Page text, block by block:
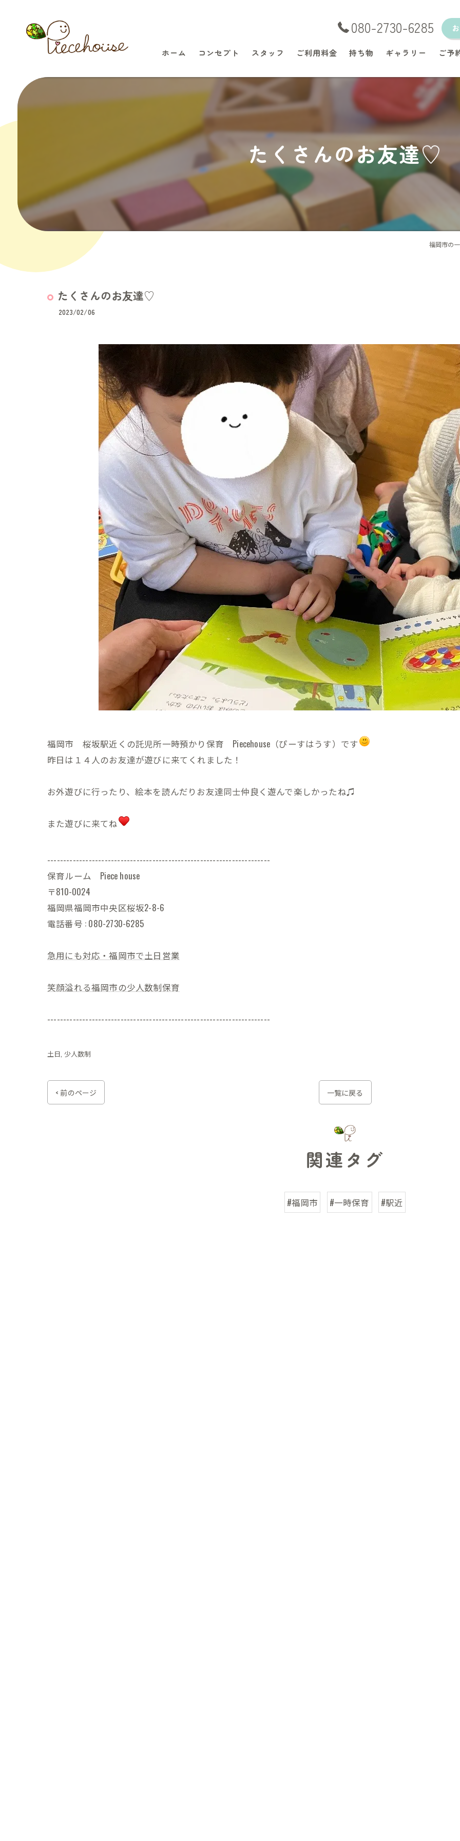
080-2730-6285
ホーム コンセプト スタッフ ご利用料金 持ち物 ギャラリー ご予
たくさんのお友達♡
福岡市の
たくさんのお友達♡
2023/02/06
福岡市 桜坂駅近くの託児所一時預かり保育 Piecehouse（ぴーすはうす）です
昨日は１４人のお友達が遊びに来てくれました！
お外遊びに行ったり、絵本を読んだりお友達同士仲良く遊んで楽しかったね♫
また遊びに来てね
----------------------------------------------------------------------
保育ルーム Piece house
〒810-0024
福岡県福岡市中央区桜坂2-8-6
電話番号 : 080-2730-6285
急用にも対応・福岡市で土日営業
笑顔溢れる福岡市の少人数制保育
----------------------------------------------------------------------
土日 少人数制
< 前のページ 一覧に戻る
関連タグ
#福岡市 #一時保育 #駅近